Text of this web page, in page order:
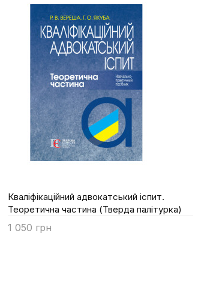
Кваліфікаційний адвокатський іспит.
Теоретична частина (Тверда палітурка)
1 050 грн